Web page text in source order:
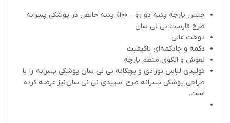
جنس پارچه پنبه دو رو – 100% پنبه خالص در پوشکی پسرانه
طرح فارست نی نی سان
دوخت عالی
دکمه و جادکمه‌ای باکیفیت
نقوش و الگوی منظم پارچه
تولیدی لباس نوزادی و بچگانه نی نی سان پوشکی پسرانه را با
طراحی پوشکی پسرانه طرح اسپیدی نی نی سان نیز عرضه کرده
است.